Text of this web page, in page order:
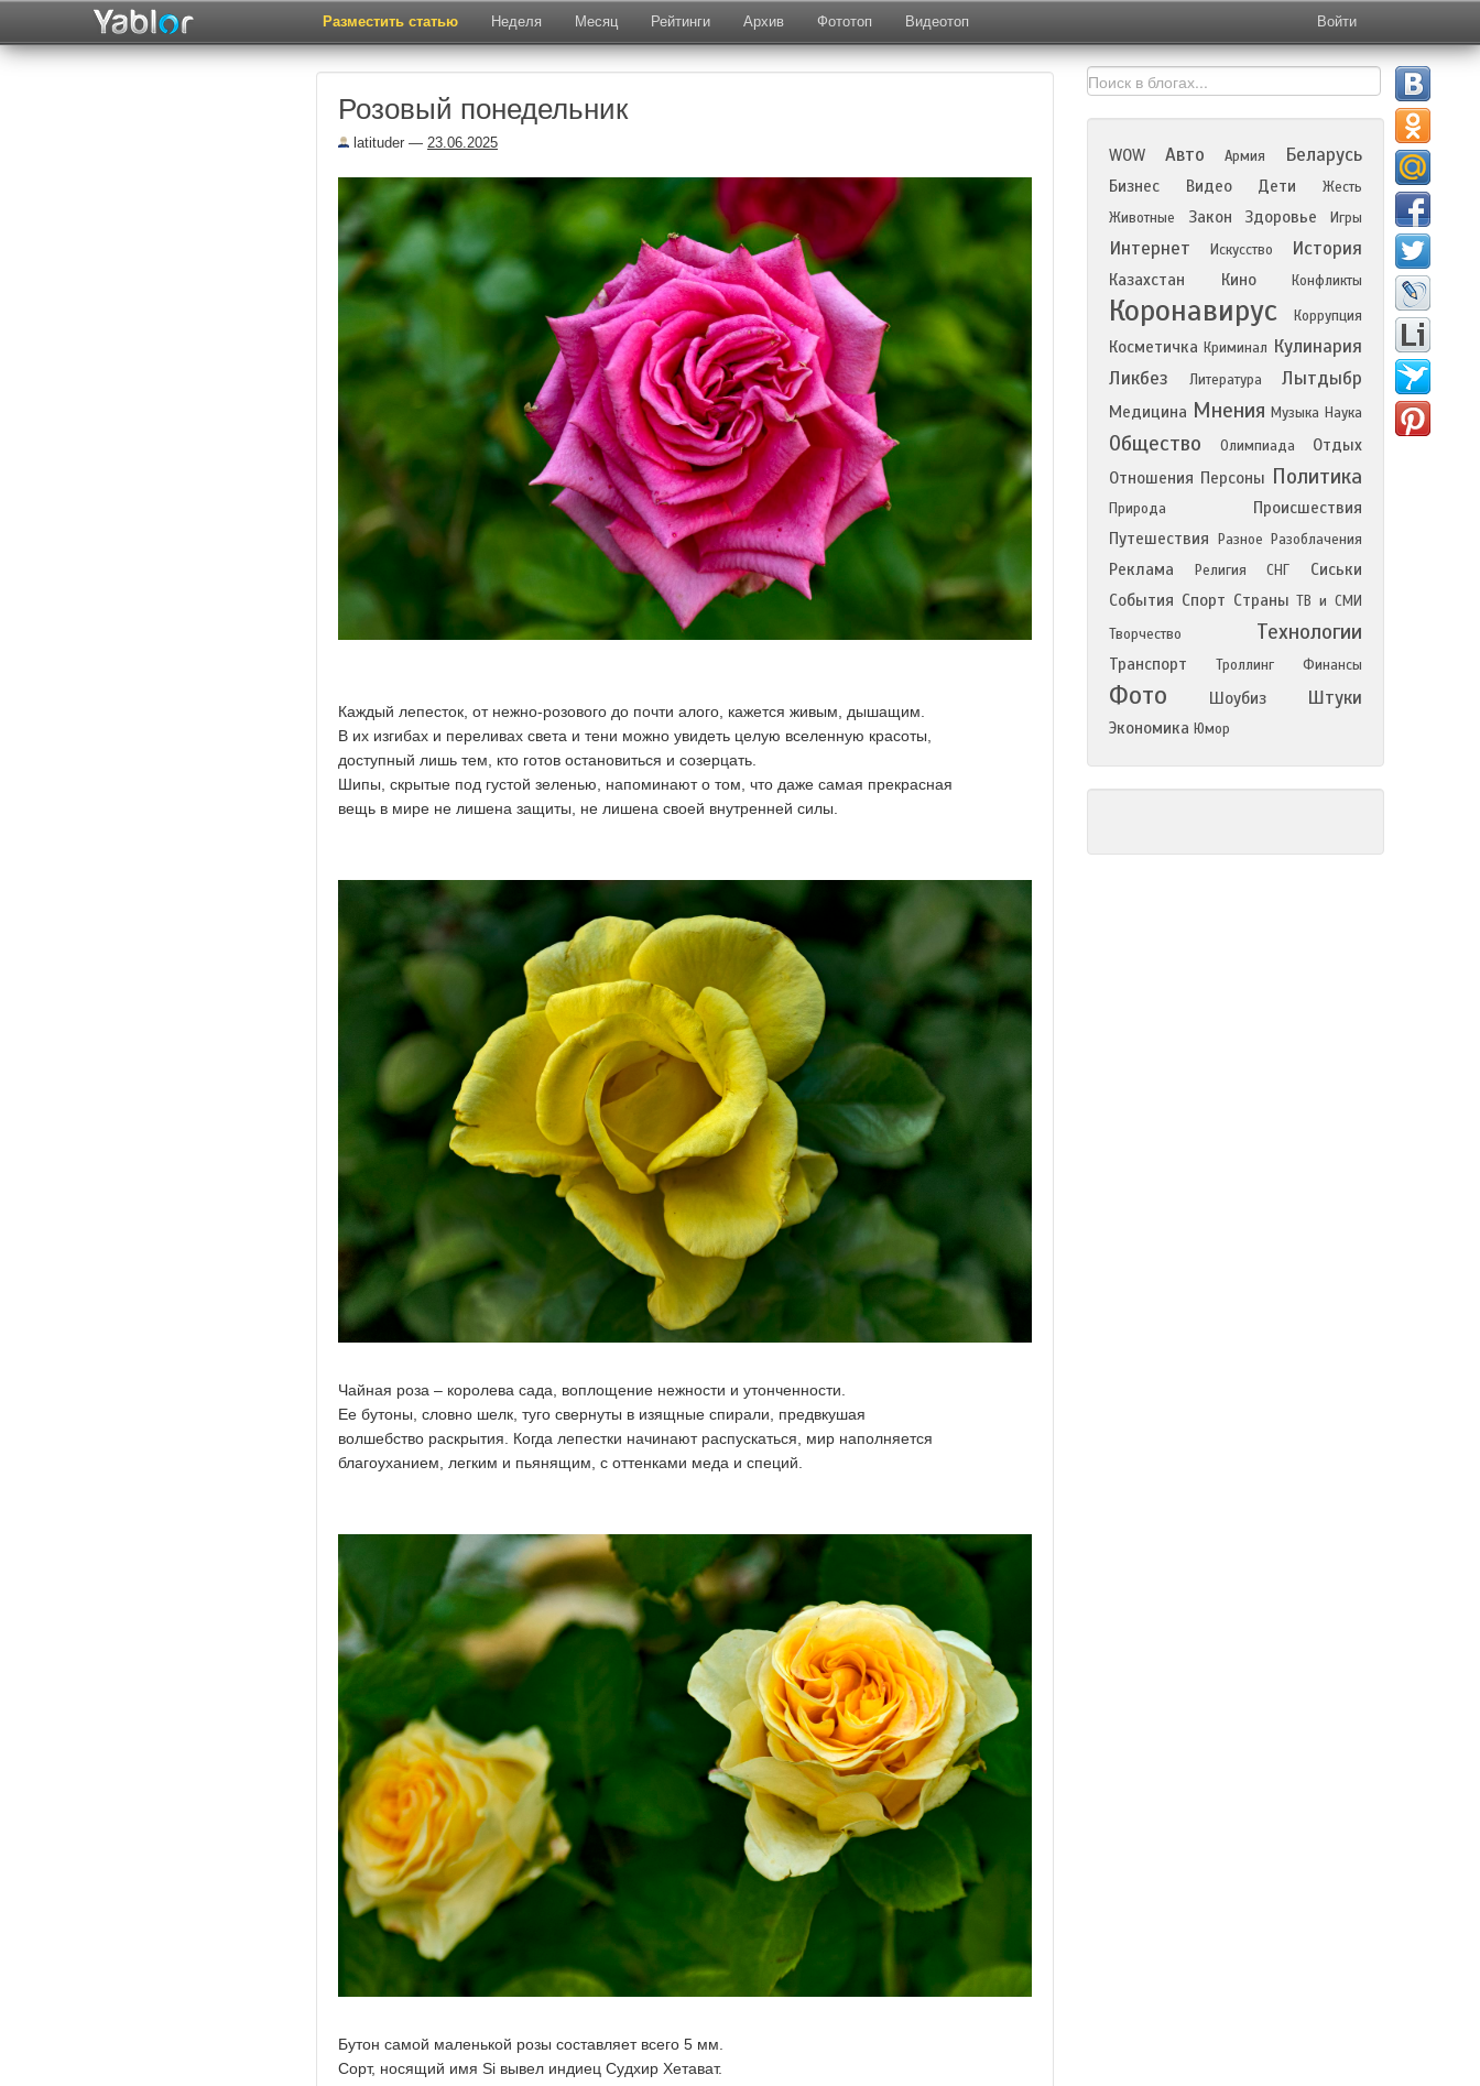
Разместить статью Неделя Месяц Рейтинги Архив Фототоп Видеотоп Войти
Розовый понедельник
latituder — 23.06.2025
Каждый лепесток, от нежно-розового до почти алого, кажется живым, дышащим.
В их изгибах и переливах света и тени можно увидеть целую вселенную красоты,
доступный лишь тем, кто готов остановиться и созерцать.
Шипы, скрытые под густой зеленью, напоминают о том, что даже самая прекрасная
вещь в мире не лишена защиты, не лишена своей внутренней силы.
Чайная роза – королева сада, воплощение нежности и утонченности.
Ее бутоны, словно шелк, туго свернуты в изящные спирали, предвкушая
волшебство раскрытия. Когда лепестки начинают распускаться, мир наполняется
благоуханием, легким и пьянящим, с оттенками меда и специй.
Бутон самой маленькой розы составляет всего 5 мм.
Сорт, носящий имя Si вывел индиец Судхир Хетават.
WOW Авто Армия Беларусь
Бизнес Видео Дети
Жесть
Животные
Закон Здоровье Игры
Интернет Искусство История
Казахстан Кино Конфликты
Коронавирус Коррупция
Косметичка Криминал Кулинария
Ликбез
Литература Лытдыбр
Медицина Мнения Музыка Наука
Общество Олимпиада
Отдых
Отношения Персоны Политика
Природа
Происшествия
Путешествия
Разное Разоблачения
Реклама Религия СНГ
Сиськи
События Спорт Страны ТВ и СМИ
Творчество
Технологии
Транспорт Троллинг Финансы
Фото Шоубиз Штуки
Экономика Юмор